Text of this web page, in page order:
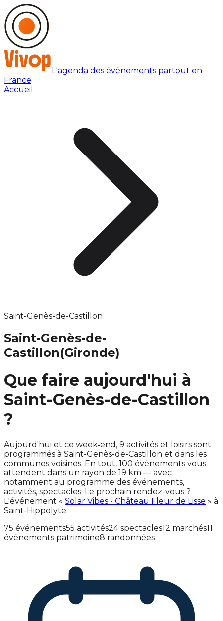
L'agenda des événements partout en
France
Accueil
Saint-Genès-de-Castillon
Saint-Genès-de-
Castillon(Gironde)
Que faire aujourd'hui à
Saint-Genès-de-Castillon
?
Aujourd'hui et ce week‑end, 9 activités et loisirs sont
programmés à Saint-Genès-de-Castillon et dans les
communes voisines. En tout, 100 événements vous
attendent dans un rayon de 19 km — avec
notamment au programme des événements,
activités, spectacles. Le prochain rendez-vous ?
L'événement « Solar Vibes - Château Fleur de Lisse » à
Saint-Hippolyte.
75 événements55 activités24 spectacles12 marchés11
événements patrimoine8 randonnées